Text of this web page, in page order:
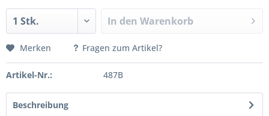
In den Warenkorb
Merken Fragen zum Artikel?
Artikel-Nr.: 487B
Beschreibung